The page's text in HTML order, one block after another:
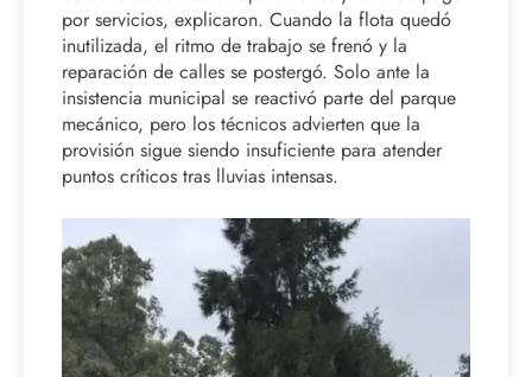
por servicios, explicaron. Cuando la flota quedó
inutilizada, el ritmo de trabajo se frenó y la
reparación de calles se postergó. Solo ante la
insistencia municipal se reactivó parte del parque
mecánico, pero los técnicos advierten que la
provisión sigue siendo insuficiente para atender
puntos críticos tras lluvias intensas.